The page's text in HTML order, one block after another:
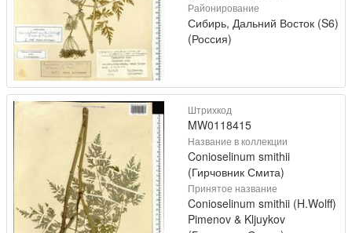
Районирование
Сибирь, Дальний Восток (S6)
(Россия)
Штрихкод
MW0118415
Название в коллекции
Conioselinum smithii
(Гирчовник Смита)
Принятое название
Conioselinum smithii (H.Wolff)
Pimenov & Kljuykov